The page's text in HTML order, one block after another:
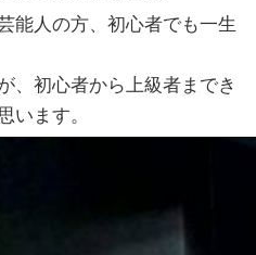
能人の方、初心者でも一生
、初心者から上級者までき
います。